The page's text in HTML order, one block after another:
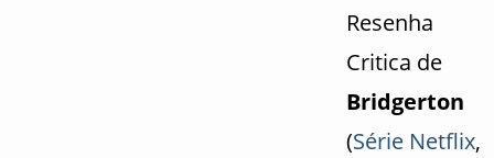
Resenha
Critica de
Bridgerton
(Série Netflix,